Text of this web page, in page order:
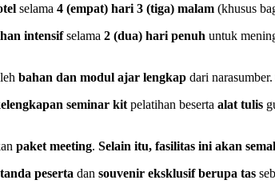
selama 4 (empat) hari 3 (tiga) malam (khusus
intensifselama 2 (dua) hari penuh untuk
bahan dan modul ajar lengkap dari narasumber.
seminar kit pelatihan beserta alat tulis
paket meeting. Selain itu, fasilitas ini akan
tanda peserta dan souvenir eksklusif berupa tas